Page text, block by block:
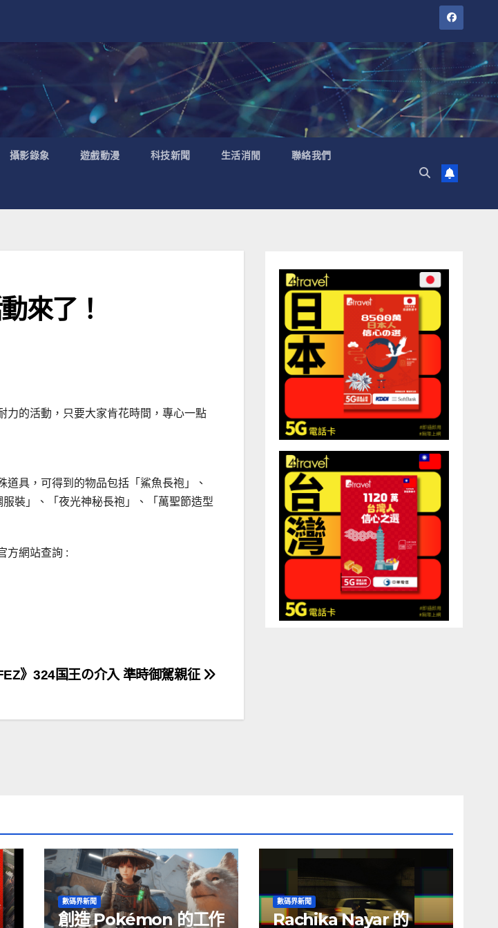
攝影錄象 遊戲動漫 科技新聞 生活消閒 聯絡我們
來了！
力的活動，只要大家肯花時間，專心一點
具，可得到的物品包括「鯊魚長袍」、
裝」、「夜光神秘長袍」、「萬聖節造型
方網站查詢 :
》324国王の介入 準時御駕親征
數碼界新聞
創造 Pokémon 的工作
數碼界新聞
Rachika Nayar 的